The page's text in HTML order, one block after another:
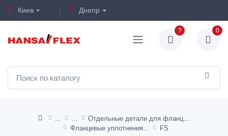
Киев Днепр
? 0
Фланцевые уплотнения
FS